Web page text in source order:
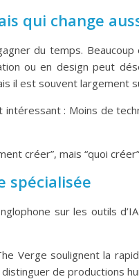
qui change
du temps.
ou en design peut
il est souvent largement
intéressant : Moins de
créer”, mais “quoi
spécialisée
sur les outils
Verge soulignent la
de productions